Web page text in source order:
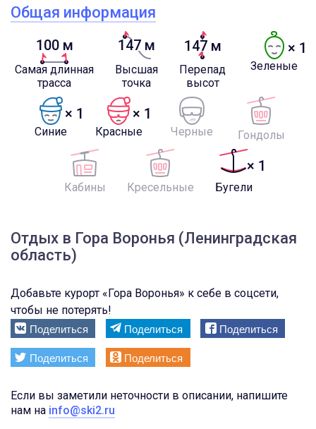
Общая информация
100 м
Самая длинная
трасса
147 м
Высшая
точка
147 м
Перепад
высот
× 1
Зеленые
× 1
Синие
× 1
Красные Черные Гондолы
Кабины Кресельные
× 1
Бугели
Отдых в Гора Воронья (Ленинградская
область)
Добавьте курорт «Гора Воронья» к себе в соцсети,
чтобы не потерять!
Поделиться Поделиться
Поделиться
Поделиться
Поделиться
Если вы заметили неточности в описании, напишите
нам на info@ski2.ru